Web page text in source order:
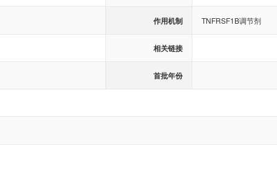
作用机制 TNFRSF1B调节剂
相关链接
首批年份